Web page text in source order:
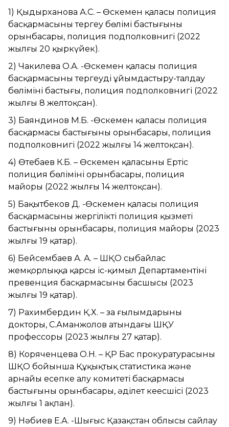
1) Қыдырханова А.С. – Өскемен қаласы полиция
басқармасының тергеу бөлімі бастығының
орынбасары, полиция подполковнигі (2022
жылғы 20 қыркүйек).
2) Чакилева О.А. -Өскемен қаласы полиция
басқармасының тергеудің ұйымдастыру-талдау
бөлімінің бастығы, полиция подполковнигі (2022
жылғы 8 желтоқсан).
3) Баяндинов М.Б. -Өскемен қаласы полиция
басқармасы бастығының орынбасары, полиция
подполковнигі (2022 жылғы 14 желтоқсан).
4) Өтебаев К.Б. – Өскемен қаласының Ертіс
полиция бөлімінің орынбасары, полиция
майоры (2022 жылғы 14 желтоқсан).
5) Бақытбеков Д. -Өскемен қаласы полиция
басқармасының жергілікті полиция қызметі
бастығының орынбасары, полиция майоры (2023
жылғы 19 қаңтар).
6) Бейсембаев А. А. – ШҚО сыбайлас
жемқорлыққа қарсы іс-қимыл Департаментінің
превенция басқармасының басшысы (2023
жылғы 19 қаңтар).
7) Рахимбердин Қ.Х. – заң ғылымдарының
докторы, С.Аманжолов атындағы ШҚУ
профессоры (2023 жылғы 27 қаңтар).
8) Коряченцева О.Н. – ҚР Бас прокуратурасының
ШҚО бойынша Құқықтық статистика және
арнайы есепке алу комитеті басқармасы
бастығының орынбасары, әділет кеңесшісі (2023
жылғы 1 ақпан).
9) Нәбиев Е.А. -Шығыс Қазақстан облысы сайлау